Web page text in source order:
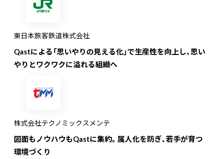
東日本旅客鉄道株式会社
Qastによる「思いやりの見える化」で生産性を向上し、思い
やりとワクワクに溢れる組織へ
株式会社テクノミックスメンテ
図面もノウハウもQastに集約。属人化を防ぎ、若手が育つ
環境づくり